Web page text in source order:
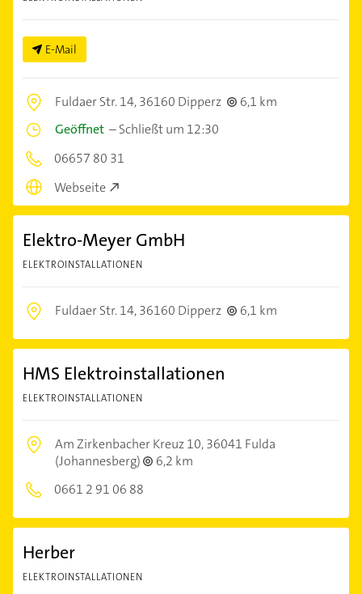
E-Mail
Fuldaer Str. 14,36160 Dipperz
6,1 km
Geöffnet –Schließt um 12:30
06657 80 31
Webseite
Elektro-Meyer GmbH
ELEKTROINSTALLATIONEN
Fuldaer Str. 14,36160 Dipperz 6,1 km
HMS Elektroinstallationen
ELEKTROINSTALLATIONEN
Am Zirkenbacher Kreuz 10,36041 Fulda
(Johannesberg)
6,2 km
0661 2 91 06 88
Herber
ELEKTROINSTALLATIONEN